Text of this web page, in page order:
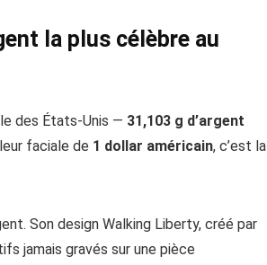
la plus célèbre au
des États-Unis — 31,103 g d’argent
faciale de 1 dollar américain, c’est la
Son design Walking Liberty, créé par
jamais gravés sur une pièce